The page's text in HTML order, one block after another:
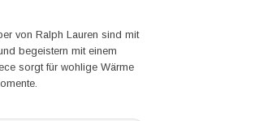
von Ralph Lauren sind mit
begeistern mit einem
sorgt für wohlige Wärme